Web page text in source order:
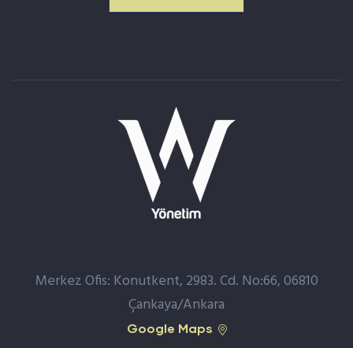
Merkez Ofis: Konutkent, 2983. Cd. No:66, 06810
Çankaya/Ankara
Google Maps